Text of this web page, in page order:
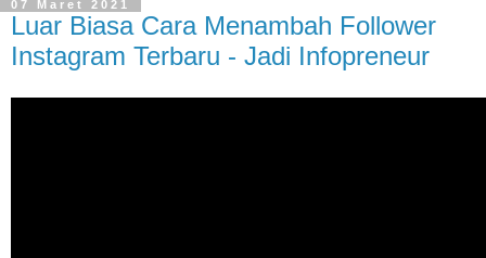
07 Maret 2021
Luar Biasa Cara Menambah Follower
Instagram Terbaru - Jadi Infopreneur